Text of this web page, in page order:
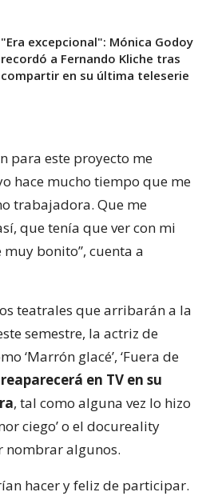
"Era excepcional": Mónica Godoy
recordó a Fernando Kliche tras
compartir en su última teleserie
para este proyecto me
hace mucho tiempo que me
trabajadora. Que me
que tenía que ver con mi
bonito”, cuenta a
teatrales que arribarán a la
semestre, la actriz de
‘Marrón glacé’, ‘Fuera de
reaparecerá en TV en su
, tal como alguna vez lo hizo
ciego’ o el docureality
nombrar algunos.
hacer y feliz de participar.